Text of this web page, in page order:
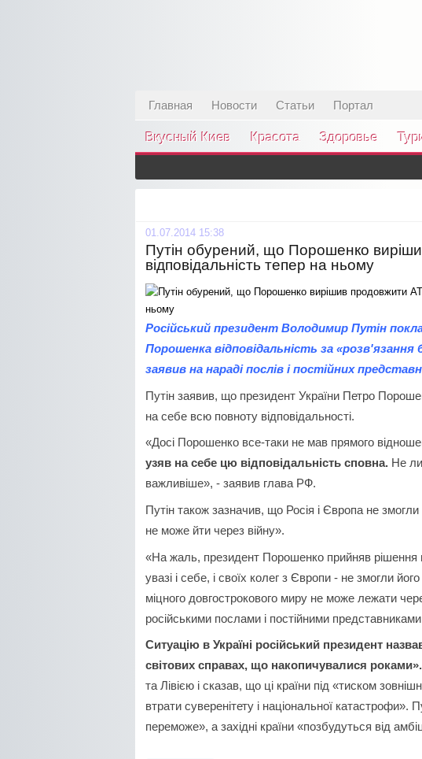
Главная Новости Статьи Портал
Вкусный Киев Красота Здоровье
01.07.2014 15:38
Путін обурений, що Порошенко
відповідальність тепер на ньому
Російський президент Володимир Путін
Порошенка відповідальність за «розв'язання
заявив на нараді послів і постійних
Путін заявив, що президент України Петро
на себе всю повноту відповідальності.
«Досі Порошенко все-таки не мав прямого
узяв на себе цю відповідальність сповна. Не
важливіше», - заявив глава РФ.
Путін також зазначив, що Росія і Європа не
не може йти через війну».
«На жаль, президент Порошенко прийняв рішення
увазі і себе, і своїх колег з Європи - не змогли
міцного довгострокового миру не може лежати
російськими послами і постійними
Ситуацію в Україні російський президент
світових справах, що накопичувалися роками».
та Лівією і сказав, що ці країни під «тиском
втрати суверенітету і національної
переможе», а західні країни «позбудуться від